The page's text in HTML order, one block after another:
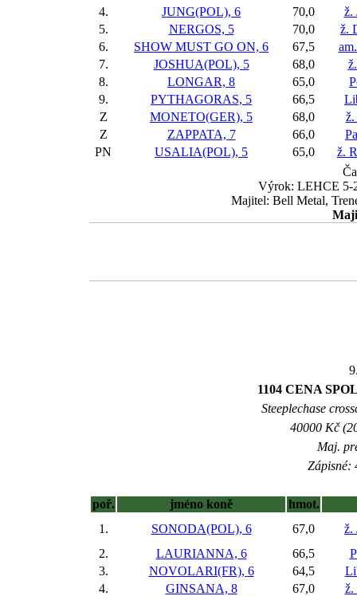
4. JUNG(POL), 6 70,0
ž.
5.
NERGOS, 5 70,0
ž.
6.
SHOW MUST GO ON, 6 67,5
7.
JOSHUA(POL), 5 68,0
8.
LONGAR, 8 65,0
9.
PYTHAGORAS, 5 66,5
Z
MONETO(GER), 5 68,0
ž.
Z
ZAPPATA, 7 66,0
PN
USALIA(POL), 5 65,0
ž.
Výrok: LEHCE 5-
Majitel: Bell Metal,
1104 CENA
Steeplechase
40000 Kč
Maj.
Zápisné:
poř. jméno koně
hmot.
1.
SONODA(POL), 6 67,0
ž.
2.
LAURIANNA, 6 66,5
3.
NOVOLARI(FR), 6 64,5
4.
GINSANA, 8 67,0
ž.